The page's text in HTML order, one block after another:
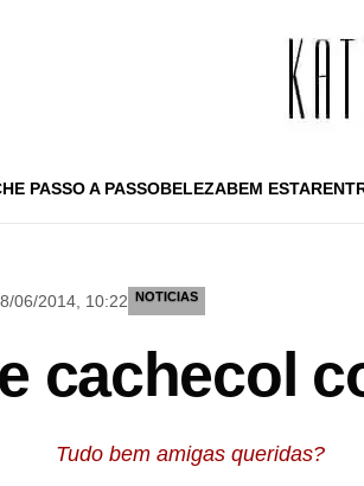
PASSO A PASSOBELEZABEM ESTAR
06/2014, 10:22 NOTICIAS
cachecol
Tudo bem amigas queridas?